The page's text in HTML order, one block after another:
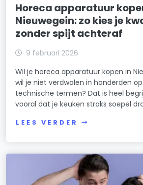
Horeca apparatuur
Nieuwegein: zo kies je
zonder spijt achteraf
9 februari 2026
Wil je horeca apparatuur kopen in
wil je niet verdwalen in honderden
technische termen? Dat is heel
vooral dat je keuken straks soepel
LEES VERDER